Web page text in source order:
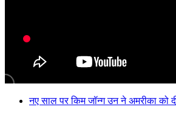
नए साल पर किम जॉन्ग उन ने अमरीका को